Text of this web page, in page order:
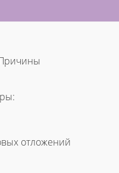
отложений